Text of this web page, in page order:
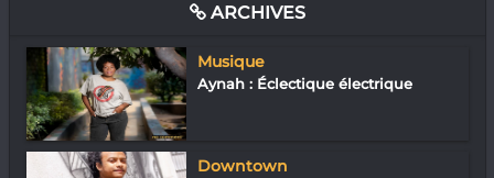
ARCHIVES
Musique
Aynah : Éclectique électrique
Downtown